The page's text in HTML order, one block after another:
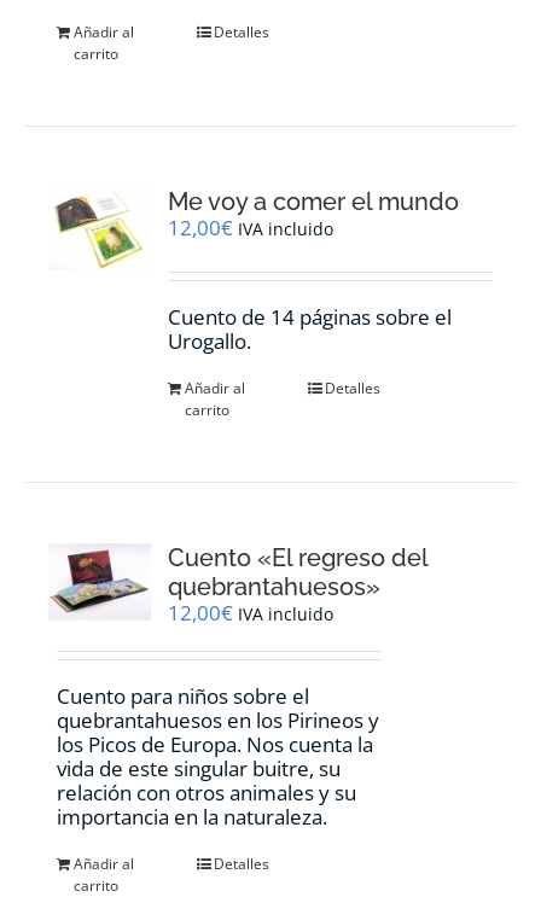
Añadir al
carrito
Detalles
Me voy a comer el mundo
12,00€ IVA incluido
Cuento de 14 páginas sobre el
Urogallo.
Añadir al
carrito
Detalles
Cuento «El regreso del
quebrantahuesos»
12,00€ IVA incluido
Cuento para niños sobre el
quebrantahuesos en los Pirineos y
los Picos de Europa. Nos cuenta la
vida de este singular buitre, su
relación con otros animales y su
importancia en la naturaleza.
Añadir al
carrito
Detalles